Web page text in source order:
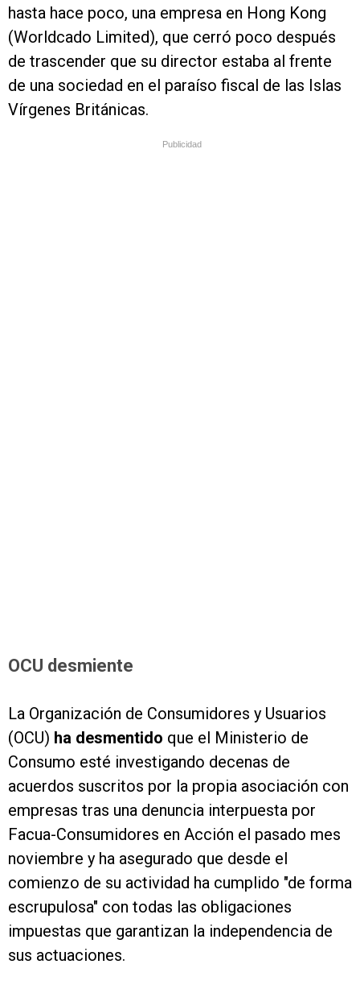
hasta hace poco, una empresa en Hong Kong
(Worldcado Limited), que cerró poco después
de trascender que su director estaba al frente
de una sociedad en el paraíso fiscal de las Islas
Vírgenes Británicas.
Publicidad
OCU desmiente
La Organización de Consumidores y Usuarios
(OCU) ha desmentido que el Ministerio de
Consumo esté investigando decenas de
acuerdos suscritos por la propia asociación con
empresas tras una denuncia interpuesta por
Facua-Consumidores en Acción el pasado mes
noviembre y ha asegurado que desde el
comienzo de su actividad ha cumplido "de forma
escrupulosa" con todas las obligaciones
impuestas que garantizan la independencia de
sus actuaciones.